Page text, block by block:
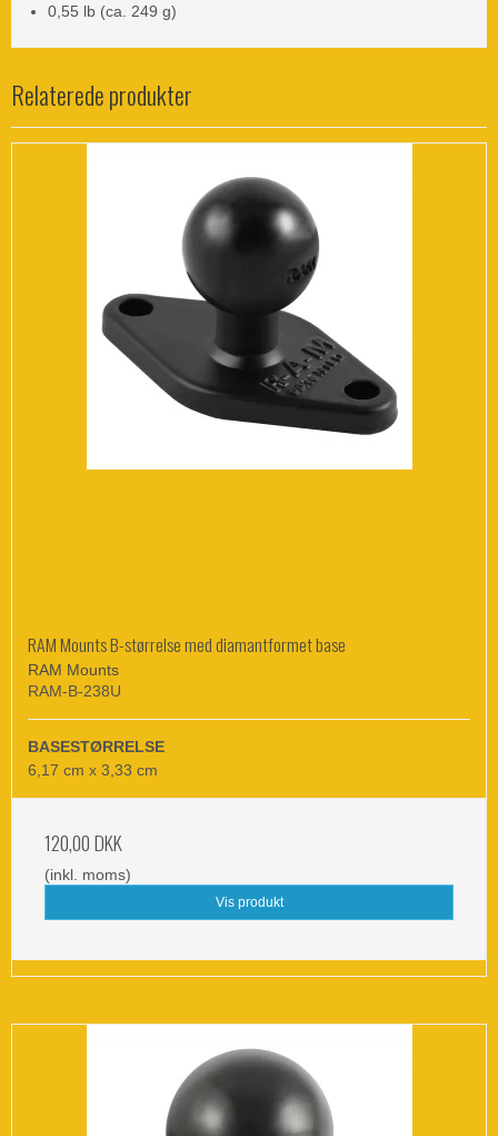
0,55 lb (ca. 249 g)
Relaterede produkter
RAM Mounts B-størrelse med diamantformet base
RAM Mounts
RAM-B-238U
BASESTØRRELSE
6,17 cm x 3,33 cm
120,00 DKK
(inkl. moms)
Vis produkt